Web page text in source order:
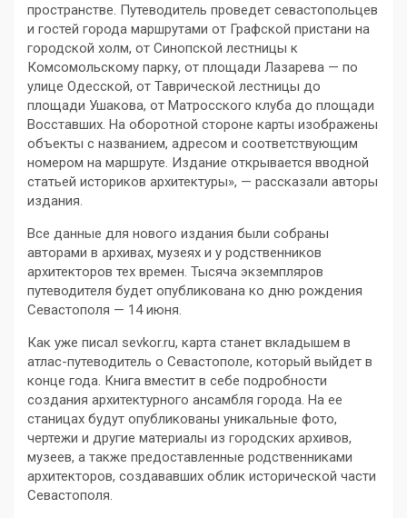
пространстве. Путеводитель проведет севастопольцев
и гостей города маршрутами от Графской пристани на
городской холм, от Синопской лестницы к
Комсомольскому парку, от площади Лазарева — по
улице Одесской, от Таврической лестницы до
площади Ушакова, от Матросского клуба до площади
Восставших. На оборотной стороне карты изображены
объекты с названием, адресом и соответствующим
номером на маршруте. Издание открывается вводной
статьей историков архитектуры», — рассказали авторы
издания.
Все данные для нового издания были собраны
авторами в архивах, музеях и у родственников
архитекторов тех времен. Тысяча экземпляров
путеводителя будет опубликована ко дню рождения
Севастополя — 14 июня.
Как уже писал sevkor.ru, карта станет вкладышем в
атлас-путеводитель о Севастополе, который выйдет в
конце года. Книга вместит в себе подробности
создания архитектурного ансамбля города. На ее
станицах будут опубликованы уникальные фото,
чертежи и другие материалы из городских архивов,
музеев, а также предоставленные родственниками
архитекторов, создававших облик исторической части
Севастополя.